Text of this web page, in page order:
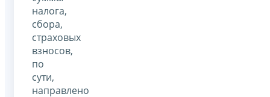
налога,
сбора,
страховых
взносов,
по
сути,
направлено